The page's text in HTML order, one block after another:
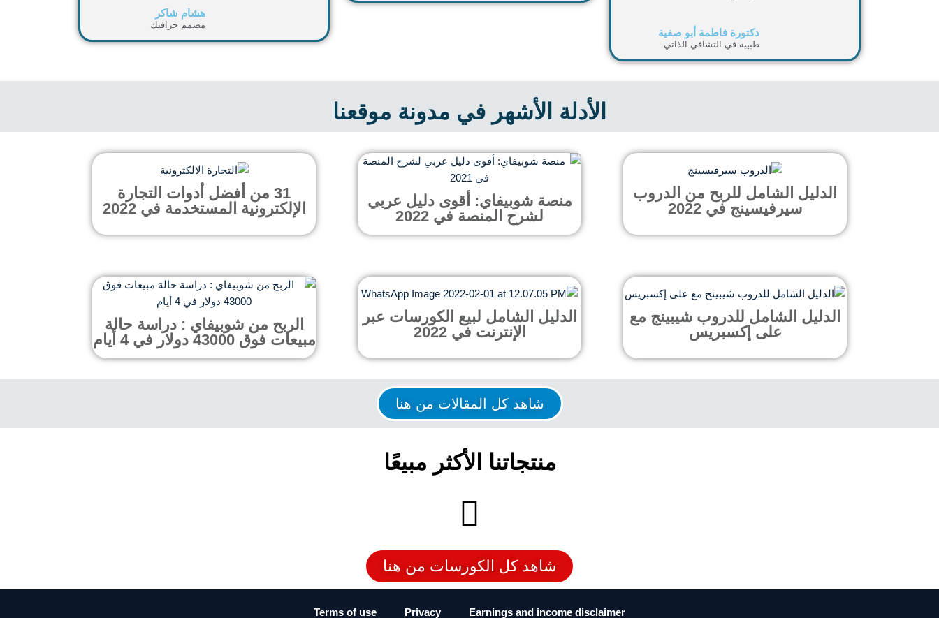
دكتورة فاطمة أبو صفية
طبيبة في التشافي الذاتي
هشام شاكر
مصمم جرافيك
الأدلة الأشهر في مدونة موقعنا
الدليل الشامل للربح من الدروب
سيرفيسينج في 2022
منصة شوبيفاي: أقوى دليل عربي
لشرح المنصة في 2022
31 من أفضل أدوات التجارة
الإلكترونية المستخدمة في 2022
الدليل الشامل للدروب شيبينج مع
على إكسبريس
الدليل الشامل لبيع الكورسات عبر
الإنترنت في 2022
الربح من شوبيفاي : دراسة حالة
مبيعات فوق 43000 دولار في 4 أيام
شاهد كل المقالات من هنا
منتجاتنا الأكثر مبيعًا
شاهد كل الكورسات من هنا
Earnings and income disclaimer
Privacy
Terms of use